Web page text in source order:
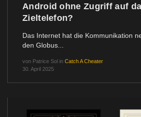
Android ohne Zugriff auf
Zieltelefon?
Das Internet hat die Kommunikation
den Globus...
von Patrice Sol in Catch A Cheater
30. April 2025